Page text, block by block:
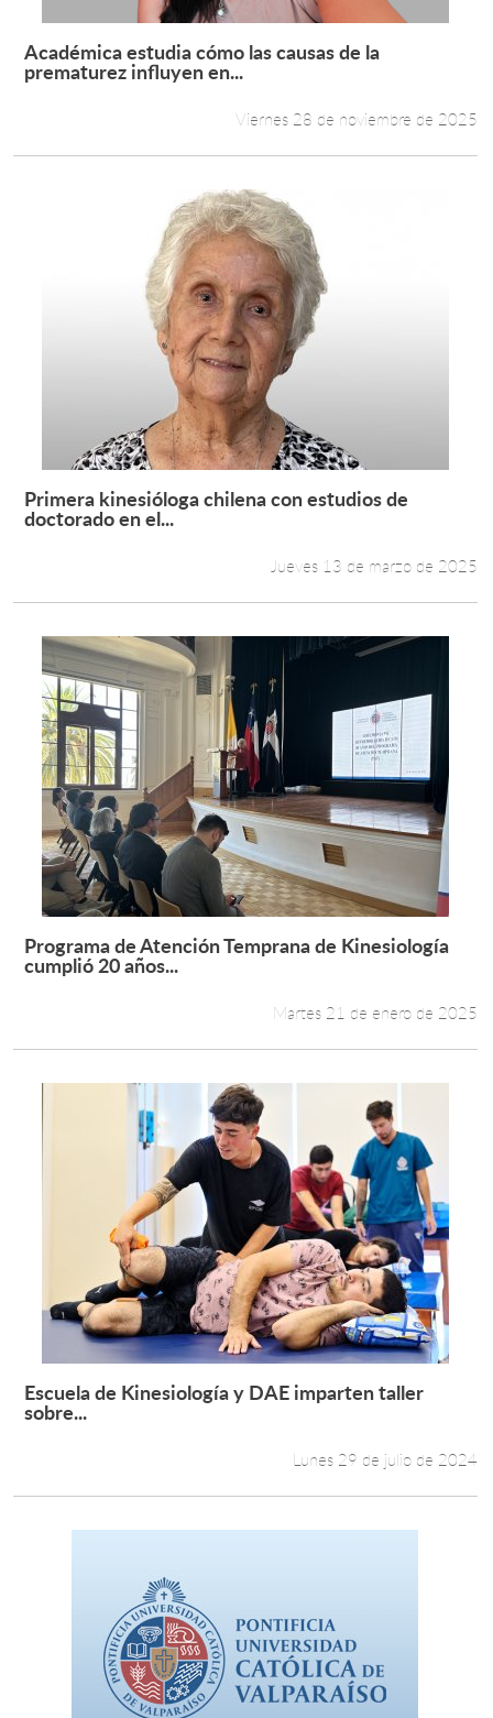
Leer más +
Académica estudia cómo las causas de la
prematurez influyen en...
Viernes 28 de noviembre de 2025
Leer más +
Primera kinesióloga chilena con estudios de
doctorado en el...
Jueves 13 de marzo de 2025
Leer más +
Programa de Atención Temprana de Kinesiología
cumplió 20 años...
Martes 21 de enero de 2025
Leer más +
Escuela de Kinesiología y DAE imparten taller
sobre...
Lunes 29 de julio de 2024